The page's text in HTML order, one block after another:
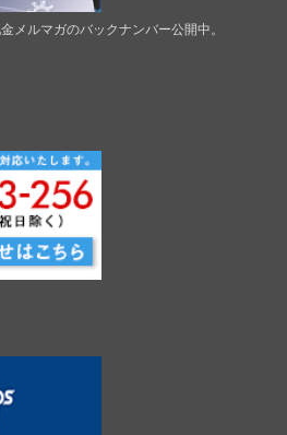
メルマガのバックナンバー公開中。